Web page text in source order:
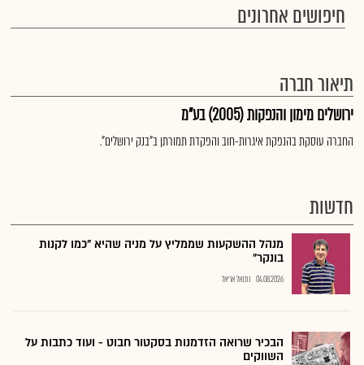
חיפושים אחרונים
תיאור חברה
ירושלים מימון והנפקות (2005) בע"מ
החברה עוסקת בהנפקת איגרות-חוב והפקדת תמורתן ב"בנק ירושלים".
חדשות
מנהל ההשקעות שממליץ על מניה שהיא "כמו לקנות
בונקר"
04.08.2026 נתנאל אריאל
הבכיר שרואה הזדמנות בסקטור חבוט - ועוד כתבות על
השווקים